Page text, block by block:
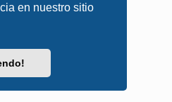
en nuestro sitio